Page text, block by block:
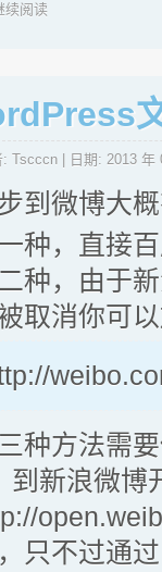
续阅读
: Tscccn | 日期: 2013 年
到微博大
种，直接
种，由于
取消你可
种方法需
到新浪微博
只不过通